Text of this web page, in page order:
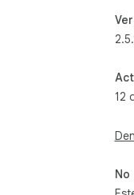
*
*
*
de
12
No